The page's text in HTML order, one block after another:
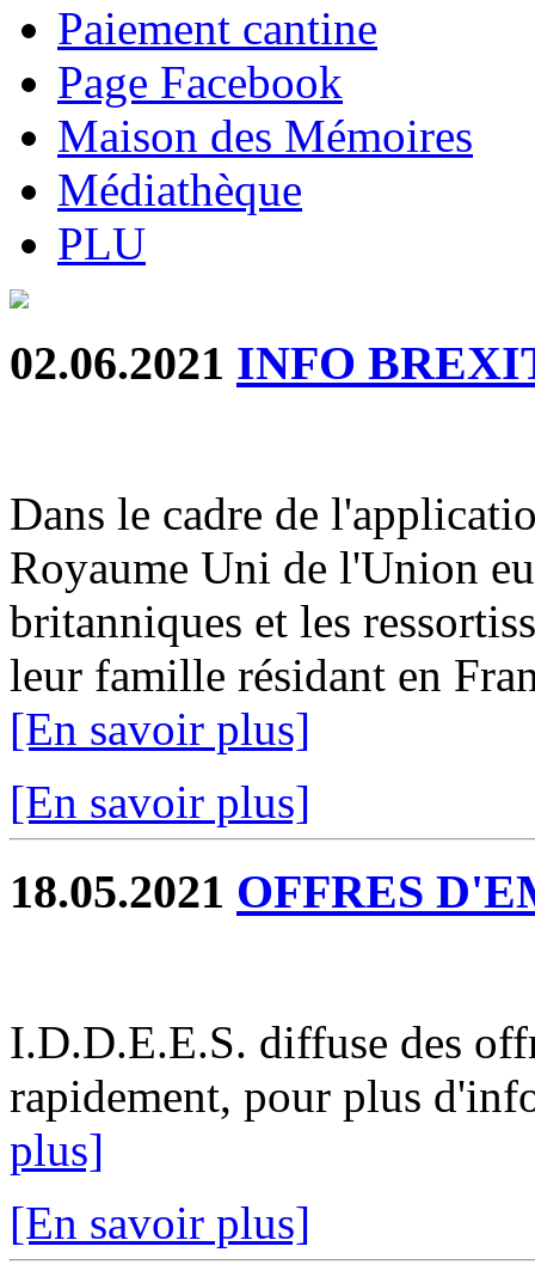
Paiement cantine
Page Facebook
Maison des Mémoires
Médiathèque
PLU
02.06.2021 INFO
Dans le cadre de
Royaume Uni de l'Union
britanniques et les
leur famille résidant en
[En savoir plus]
[En savoir plus]
18.05.2021 OFFRES
I.D.D.E.E.S. diffuse des
rapidement, pour plus
plus]
[En savoir plus]